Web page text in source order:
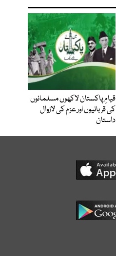
قیامِ پاکستان لاکھوں مسلمانوں
کی قربانیوں اور عزم کی لازوال
داستان